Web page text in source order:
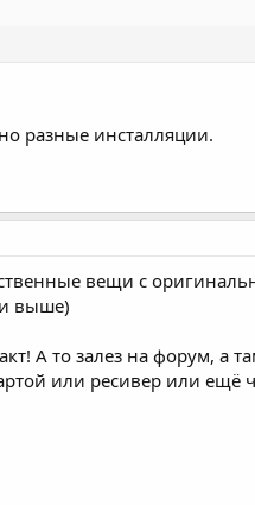
разные инсталляции.
вещи с
выше)
А то залез на форум, а
или ресивер или ещё